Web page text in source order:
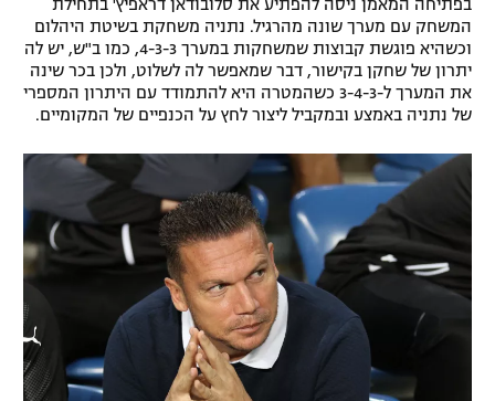
תקנון פעילות ספורט 1
רשיון להקרנה פומבית לבית עסק
לוח דרושים – ג'ובנט
תגיות
בפתיחה המאמן ניסה להפתיע את סלובודאן דראפיץ' בתחילת
המשחק עם מערך שונה מהרגיל. נתניה משחקת בשיטת היהלום
וכשהיא פוגשת קבוצות שמשחקות במערך 4-3-3, כמו ב"ש, יש לה
יתרון של שחקן בקישור, דבר שמאפשר לה לשלוט, ולכן בכר שינה
את המערך ל-3-4-3 כשהמטרה היא להתמודד עם היתרון המספרי
של נתניה באמצע ובמקביל ליצור לחץ על הכנפיים של המקומיים.